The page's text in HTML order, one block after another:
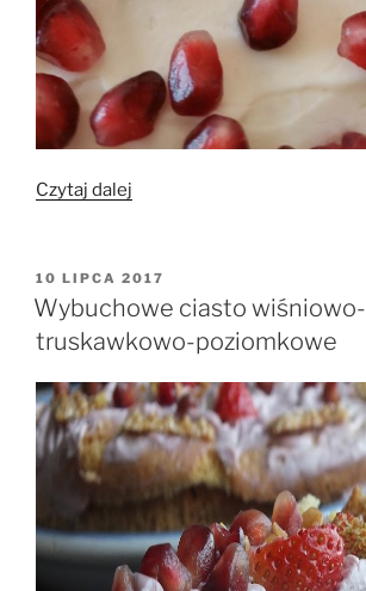
Czytaj dalej
granatem”
OPUBLIKOWANE
W
10 LIPCA 2017
Wybuchowe ciasto wiśniowo-
truskawkowo-poziomkowe